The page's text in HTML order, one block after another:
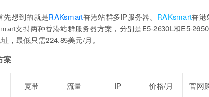
先想到的就是RAKsmart香港站群多IP服务器。 RAKsmart香港
支持两种香港站群服务器方案，分别是E5-2630L和E5-
，最低只需224.85美元/月。
案
宽带 流量 IP 价格/月 官网